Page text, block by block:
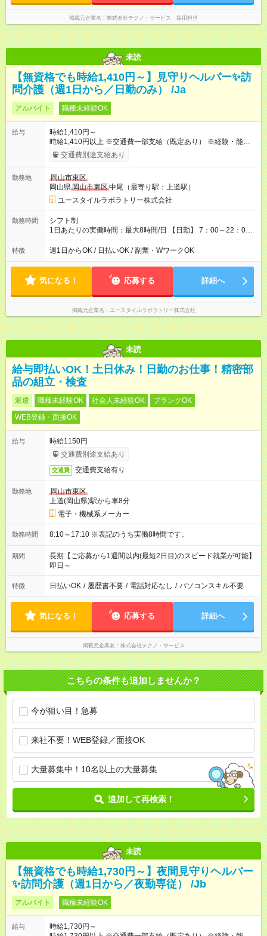
掲載元企業名 株式会社テクノ・サービス 採用担当
未読
【無資格でも時給1,410円～】見守りヘルパー✨訪
問介護（週1日から／日勤のみ） /Ja
アルバイト 職種未経験OK
給与
時給1,410円～
時給1,410円以上 ※交通費一部支給（既定あり） ※経験・能力を
考慮して決定します 【収入例】 週1回勤務の場合：1,410円×8時
間×4回=4万5,120円 週3回勤務の場合：1,410円×8時間×12回
5,600円 【試用期間】試用期間あり 試用期間の長さ：2ヶ月
※ 雇用形態と給与に、本採用時と異なる部分があります。 雇用
形態：本採用時と同じです。 給与：時給 1,050円以上
交通費別途支給あり
勤務地
岡山市東区
岡山県岡山市東区中尾（最寄り駅：上道駅）
ユースタイルラボラトリー株式会社
勤務時間
シフト制
1日あたりの実働時間：最大8時間/日 【日勤】 7：00～22：00
の間で8時間勤務（休憩時間は法定通り） ※週1日～OK ／ 夜勤
なし ＊＊ 勤務時間例 ＊＊ ■8時から17時 ■9時から18時 ■10
定（毎週同じ曜日勤務）
特徴 週1日からOK / 日払いOK / 副業・WワークOK
気になる！ 応募する 詳細へ
掲載元企業名 ユースタイルラボラトリー株式会社
未読
給与即払いOK！土日休み！日勤のお仕事！精密部
品の組立・検査
派遣 職種未経験OK 社会人未経験OK
ブランクOK
WEB登録・面接OK
給与
時給1150円
交通費別途支給あり
交通費 交通費支給有り
勤務地
岡山市東区
上道(岡山県)駅から車8分
電子・機械系メーカー
勤務時間 8:10～17:10 ※表記のうち実働8時間です。
期間
長期【ご応募から1週間以内(最短2日目)のスピード就業が可能】
即日～
特徴 日払いOK / 履歴書不要 / 電話対応なし / パソコンスキル不要
気になる！ 応募する 詳細へ
掲載元企業名 株式会社テクノ・サービス
こちらの条件も追加しませんか？
今が狙い目！急募
来社不要！WEB登録／面接OK
大量募集中！10名以上の大量募集
追加して再検索！
未読
【無資格でも時給1,730円～】夜間見守りヘルパー
✨訪問介護（週1日から／夜勤専従） /Jb
アルバイト 職種未経験OK
給与
時給1,730円～